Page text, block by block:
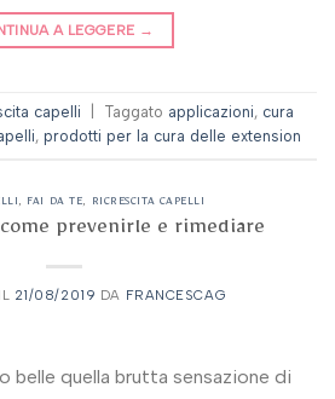
A LEGGERE →
capelli Taggato applicazioni, cura
, prodotti per la cura delle extension
, FAI DA TE, RICRESCITA CAPELLI
prevenirle e rimediare
21/08/2019 DA FRANCESCAG
belle quella brutta sensazione di